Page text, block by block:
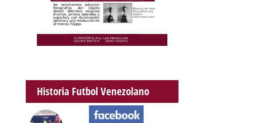
Historia Futbol Venezolano